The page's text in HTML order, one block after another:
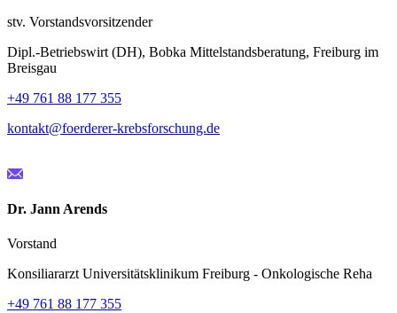
stv. Vorstandsvorsitzender
Dipl.-Betriebswirt (DH), Bobka Mittelstandsberatung, Freiburg im
Breisgau
+49 761 88 177 355
kontakt@foerderer-krebsforschung.de
Dr. Jann Arends
Vorstand
Konsiliararzt Universitätsklinikum Freiburg - Onkologische Reha
+49 761 88 177 355